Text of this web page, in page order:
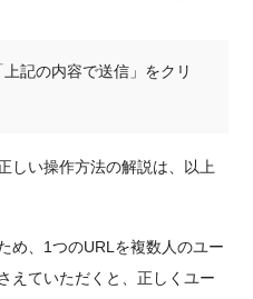
記の内容で送信」をクリ
しい操作方法の解説は、以上
め、1つのURLを複数人のユー
えていただくと、正しくユー